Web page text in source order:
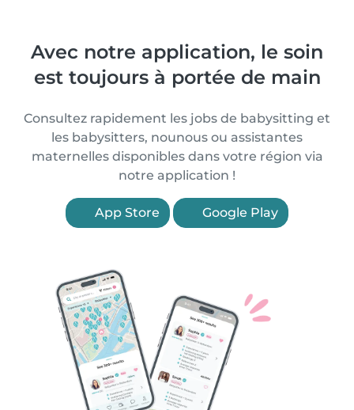
Avec notre application, le soin
est toujours à portée de main
Consultez rapidement les jobs de babysitting et
les babysitters, nounous ou assistantes
maternelles disponibles dans votre région via
notre application !
App Store Google Play